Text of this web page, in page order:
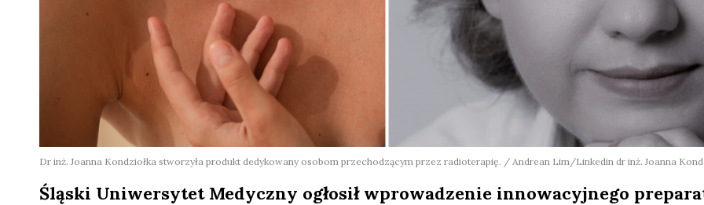
Dr inż. Joanna Kondziołka stworzyła produkt dedykowany osobom przechodzącym przez radioterapię. / Andrean Lim/Linkedin dr inż. Joanna
Śląski Uniwersytet Medyczny ogłosił wprowadzenie innowacyjnego